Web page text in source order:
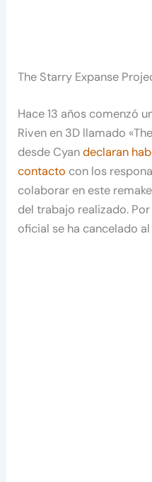
The Starry Expanse
Hace 13 años comenzó
Riven en 3D llamado
desde Cyandeclaran
contacto con los
colaborar en este
del trabajo realizado.
oficial se ha cancelado